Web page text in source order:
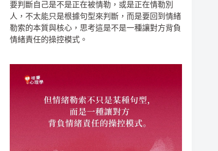
要判斷自己是不是正在被情勒，或是正在情勒別
人，不太能只是根據句型來判斷，而是要回到情緒
勒索的本質與核心，思考這是不是一種讓對方背負
情緒責任的操控模式。